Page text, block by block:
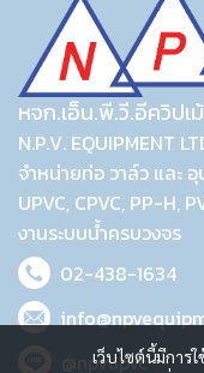
เว็บไซต์นี้มีการ
หจก.เอ็น.พี.วี.อีควิปเ
N.P.V. EQUIPMENT
จำหน่ายท่อ วาล์ว และ
UPVC, CPVC, PP-H,
งานระบบน้ำครบวงจร
02-438-1634
@npvupvc